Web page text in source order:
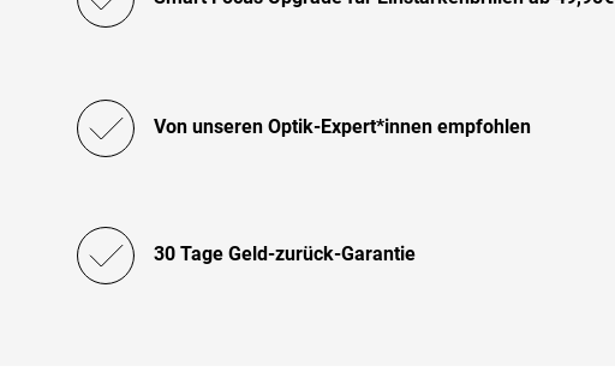
Von unseren Optik-Expert*innen empfohlen
30 Tage Geld-zurück-Garantie